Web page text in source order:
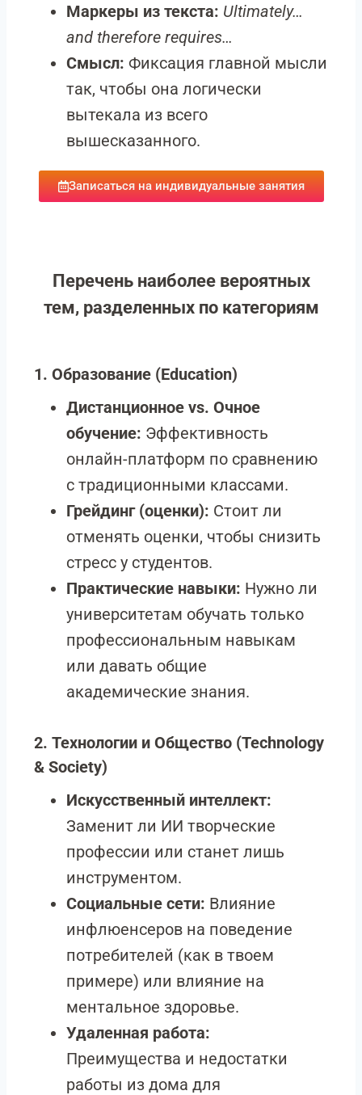
Маркеры из текста: Ultimately…
and therefore requires…
Смысл: Фиксация главной мысли
так, чтобы она логически
вытекала из всего
вышесказанного.
Записаться на индивидуальные занятия
Перечень наиболее вероятных
тем, разделенных по категориям
1. Образование (Education)
Дистанционное vs. Очное
обучение: Эффективность
онлайн-платформ по сравнению
с традиционными классами.
Грейдинг (оценки): Стоит ли
отменять оценки, чтобы снизить
стресс у студентов.
Практические навыки: Нужно ли
университетам обучать только
профессиональным навыкам
или давать общие
академические знания.
2. Технологии и Общество (Technology
& Society)
Искусственный интеллект:
Заменит ли ИИ творческие
профессии или станет лишь
инструментом.
Социальные сети: Влияние
инфлюенсеров на поведение
потребителей (как в твоем
примере) или влияние на
ментальное здоровье.
Удаленная работа:
Преимущества и недостатки
работы из дома для